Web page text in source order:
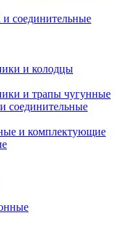
соединительные
и колодцы
и трапы чугунные
соединительные
и комплектующие